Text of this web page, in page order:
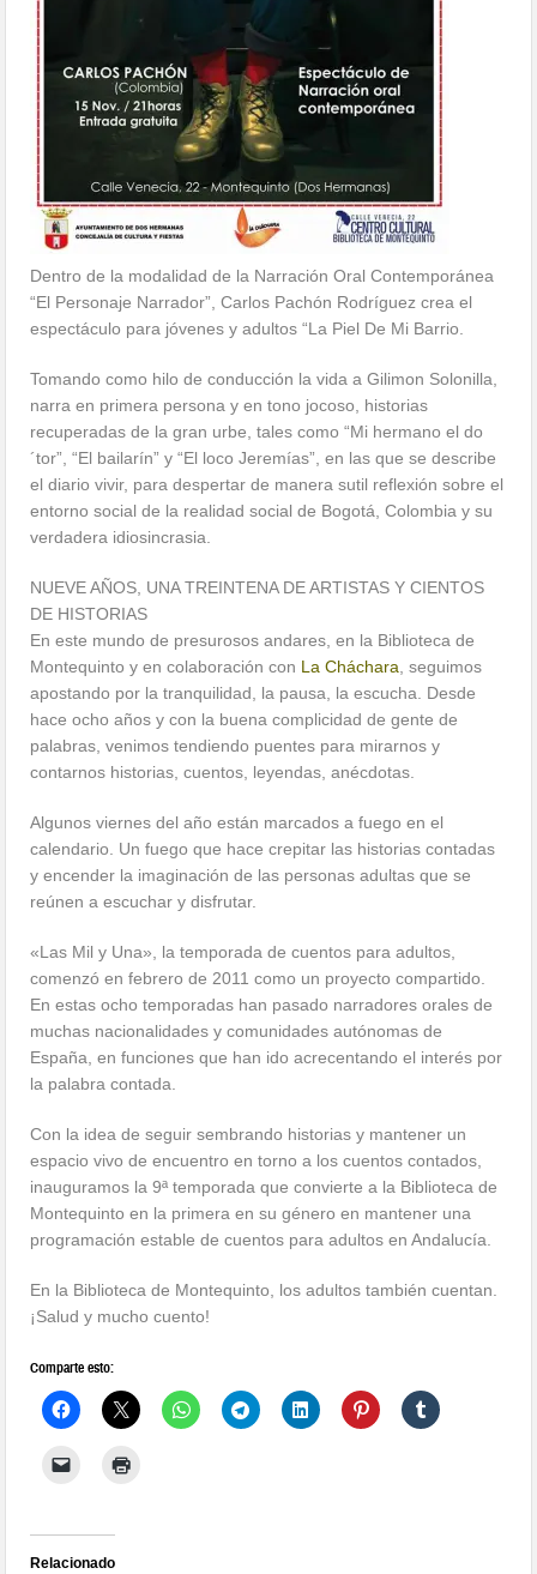
Dentro de la modalidad de la Narración Oral Contemporánea
“El Personaje Narrador”, Carlos Pachón Rodríguez crea el
espectáculo para jóvenes y adultos “La Piel De Mi Barrio.
Tomando como hilo de conducción la vida a Gilimon Solonilla,
narra en primera persona y en tono jocoso, historias
recuperadas de la gran urbe, tales como “Mi hermano el do
´tor”, “El bailarín” y “El loco Jeremías”, en las que se describe
el diario vivir, para despertar de manera sutil reflexión sobre el
entorno social de la realidad social de Bogotá, Colombia y su
verdadera idiosincrasia.
NUEVE AÑOS, UNA TREINTENA DE ARTISTAS Y CIENTOS
DE HISTORIAS
En este mundo de presurosos andares, en la Biblioteca de
Montequinto y en colaboración con La Cháchara , seguimos
apostando por la tranquilidad, la pausa, la escucha. Desde
hace ocho años y con la buena complicidad de gente de
palabras, venimos tendiendo puentes para mirarnos y
contarnos historias, cuentos, leyendas, anécdotas.
Algunos viernes del año están marcados a fuego en el
calendario. Un fuego que hace crepitar las historias contadas
y encender la imaginación de las personas adultas que se
reúnen a escuchar y disfrutar.
«Las Mil y Una», la temporada de cuentos para adultos,
comenzó en febrero de 2011 como un proyecto compartido.
En estas ocho temporadas han pasado narradores orales de
muchas nacionalidades y comunidades autónomas de
España, en funciones que han ido acrecentando el interés por
la palabra contada.
Con la idea de seguir sembrando historias y mantener un
espacio vivo de encuentro en torno a los cuentos contados,
inauguramos la 9ª temporada que convierte a la Biblioteca de
Montequinto en la primera en su género en mantener una
programación estable de cuentos para adultos en Andalucía.
En la Biblioteca de Montequinto, los adultos también cuentan.
¡Salud y mucho cuento!
Comparte esto:
Relacionado